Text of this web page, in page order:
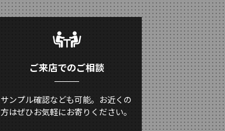
ご来店でのご相談
サンプル確認なども可能。お近くの
方はぜひお気軽にお寄りください。